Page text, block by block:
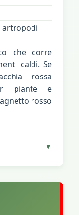
artropodi
che corre
caldi. Se
rossa
piante e
rosso
▼